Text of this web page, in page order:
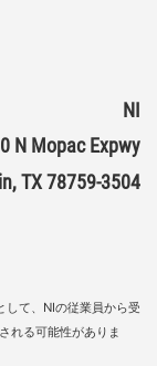
NI
N Mopac Expwy
TX 78759-3504
て、NIの従業員から受
れる可能性がありま